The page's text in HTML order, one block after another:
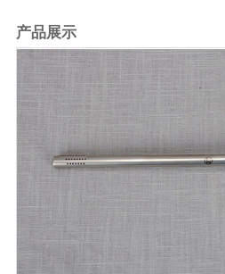
产品展示